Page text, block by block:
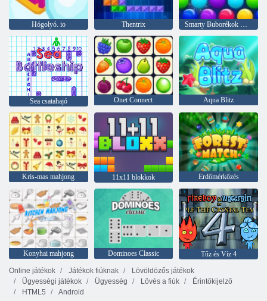
Hógolyó. io Thentrix Smarty Buborékok Xmas Edition
Sea csatahajó Onet Connect Aqua Blitz
Kris-mas mahjong 11x11 blokkok Erdőmérkőzés
Konyhai mahjong Dominoes Classic
Tűz és Víz 4
Online játékok
Játékok fiúknak
Lövöldözős játékok
Ügyességi játékok
Ügyesség Lövés a fiúk
Érintőkijelző
HTML5
Android